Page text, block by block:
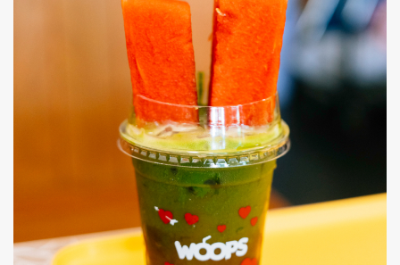
TWEET LINE EMAIL